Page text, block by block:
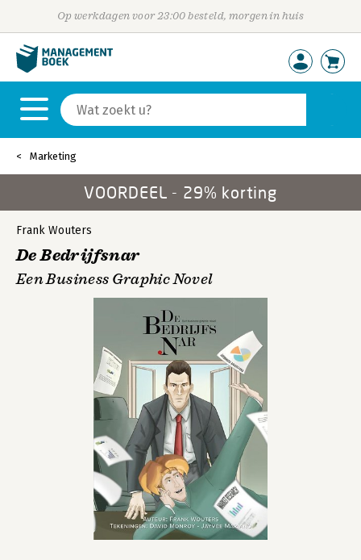
Op werkdagen voor 23:00 besteld, morgen in huis
Marketing
VOORDEEL - 29% korting
Frank Wouters
De Bedrijfsnar
Een Business Graphic Novel